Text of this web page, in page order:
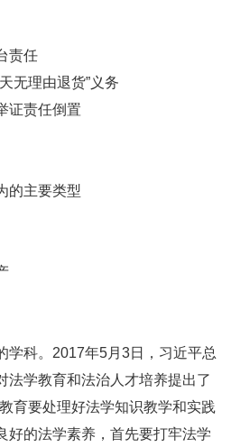
责任
无理由退货”义务
证责任倒置
的主要类型
科。2017年5月3日，习近平总
法学教育和法治人才培养提出了
育要处理好法学知识教学和实践
好的法学素养，首先要打牢法学